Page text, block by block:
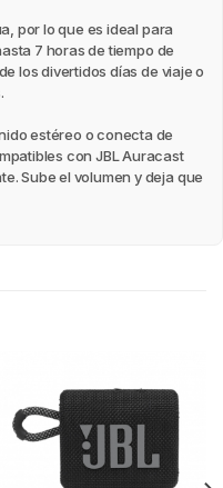
por lo que es ideal para
7 horas de tiempo de
los divertidos días de viaje o
estéreo o conecta de
con JBL Auracast
Sube el volumen y deja que